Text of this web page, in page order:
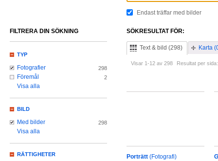
Endast träffar med bilder
SÖKRESULTAT FÖR:
Text & bild (298) Karta
Visar 1-12 av 298 Resultat per sida:
Porträtt (Fotografi)
FILTRERA DIN SÖKNING
TYP
Fotografier 298
Föremål 2
Visa alla
BILD
Med bilder 298
Visa alla
RÄTTIGHETER